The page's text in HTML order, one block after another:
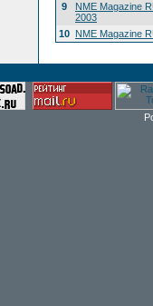
9
NME Magazine
2003
10 NME Magazine